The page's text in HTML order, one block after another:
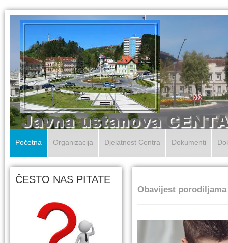
Početna Organizacija Djelatnost Centra Dokumenti
ČESTO NAS PITATE
Obavijest